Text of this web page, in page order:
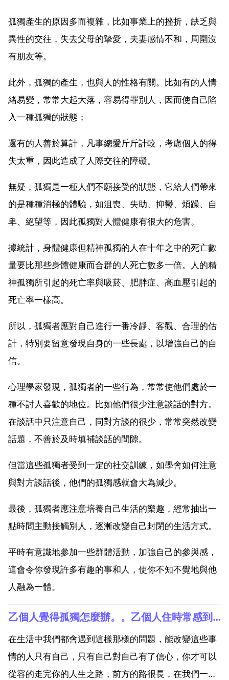
孤獨產生的原因多而複雜，比如事業上的挫折，缺乏與
異性的交往，失去父母的摯愛，夫妻感情不和，周圍沒
有朋友等。
此外，孤獨的產生，也與人的性格有關。比如有的人情
緒易變，常常大起大落，容易得罪別人，因而使自己陷
入一種孤獨的狀態；
還有的人善於算計，凡事總愛斤斤計較，考慮個人的得
失太重，因此造成了人際交往的障礙。
無疑，孤獨是一種人們不願接受的狀態，它給人們帶來
的是種種消極的體驗，如沮喪、失助、抑鬱、煩躁、自
卑、絕望等，因此孤獨對人體健康有很大的危害。
據統計，身體健康但精神孤獨的人在十年之中的死亡數
量要比那些身體健康而合群的人死亡數多一倍。人的精
神孤獨所引起的死亡率與吸菸、肥胖症、高血壓引起的
死亡率一樣高。
所以，孤獨者應對自己進行一番冷靜、客觀、合理的估
計，特別要留意發現自身的一些長處，以增強自己的自
信。
心理學家發現，孤獨者的一些行為，常常使他們處於一
種不討人喜歡的地位。比如他們很少注意談話的對方。
在談話中只注意自己，同對方談的很少，常常突然改變
話題，不善於及時填補談話的間隙。
但當這些孤獨者受到一定的社交訓練，如學會如何注意
與對方談話後，他們的孤獨感就會大為減少。
最後，孤獨者應注意培養自己生活的樂趣，經常抽出一
點時間主動接觸別人，逐漸改變自己封閉的生活方式。
平時有意識地參加一些群體活動，加強自己的參與感，
這會令你發現許多有趣的事和人，使你不知不覺地與他
人融為一體。
乙個人覺得孤獨怎麼辦。。乙個人住時常感到孤獨怎麼辦？
在生活中我們都會遇到這樣那樣的問題，能改變這些事
情的人只有自己，只有自己對自己有了信心，你才可以
從容的走完你的人生之路，前方的路很長，在我們一生